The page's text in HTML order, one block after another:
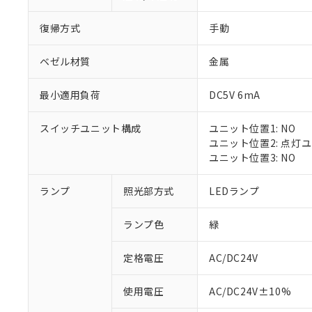
復帰方式 手動
ベゼル材質 金属
最小適用負荷 DC5V 6mA
スイッチユニット構成
ユニット位置1: NO
ユニット位置2: 点灯
ユニット位置3: NO
ランプ 照光部方式 LEDランプ
ランプ色 緑
定格電圧 AC/DC24V
使用電圧 AC/DC24V±10%
ご利用条件
※1 対応状況
調査・確認中：
非該当品：ライセ
仕入先様の事情に
があります。
※1 中国